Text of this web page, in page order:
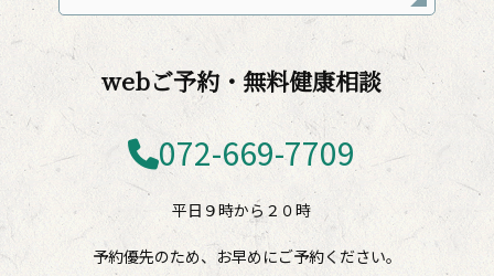
webご予約・無料健康相談
072-669-7709
平日９時から２０時
予約優先のため、お早めにご予約ください。